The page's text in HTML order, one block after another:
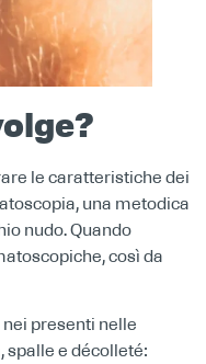
le caratteristiche dei
una metodica
nudo. Quando
così da
presenti nelle
spalle e décolleté: